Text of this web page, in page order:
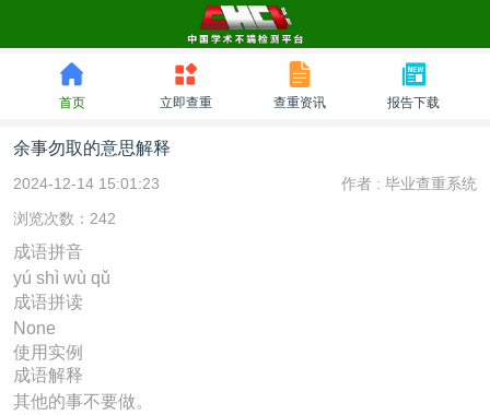
首页 立即查重 查重资讯 报告下载
余事勿取的意思解释
2024-12-14 15:01:23 作者 : 毕业查重系统
浏览次数：242
成语拼音
yú shì wù qǔ
成语拼读
None
使用实例
成语解释
其他的事不要做。